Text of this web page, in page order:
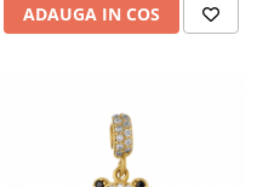
ADAUGA IN COS